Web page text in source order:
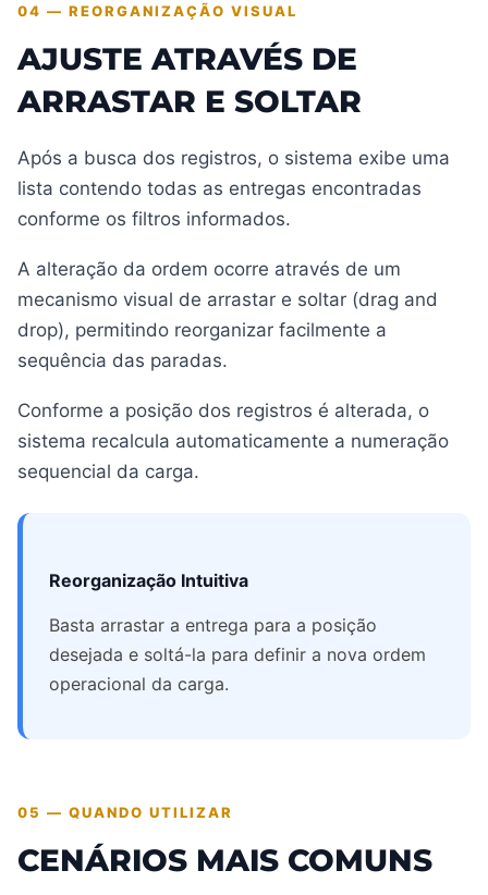
04 — REORGANIZAÇÃO VISUAL
AJUSTE ATRAVÉS DE
ARRASTAR E SOLTAR
Após a busca dos registros, o sistema exibe uma
lista contendo todas as entregas encontradas
conforme os filtros informados.
A alteração da ordem ocorre através de um
mecanismo visual de arrastar e soltar (drag and
drop), permitindo reorganizar facilmente a
sequência das paradas.
Conforme a posição dos registros é alterada, o
sistema recalcula automaticamente a numeração
sequencial da carga.
Reorganização Intuitiva
Basta arrastar a entrega para a posição
desejada e soltá-la para definir a nova ordem
operacional da carga.
05 — QUANDO UTILIZAR
CENÁRIOS MAIS COMUNS